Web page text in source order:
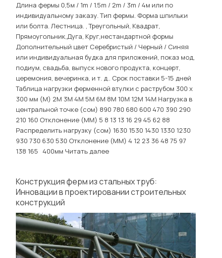
Длина фермы 0,5м / 1m / 1.5m / 2m / 3m / 4м или по
индивидуальному заказу. Тип фермы. Форма шпильки
или болта. Лестница. , Треугольный, Квадрат,
Прямоугольник,Дуга, Круг,нестандартной формы
Дополнительный цвет Серебристый / Черный / Синяя
или индивидуальная будка для приложений, показ мод,
подиум, свадьба, выпуск нового продукта, концерт,
церемония, вечеринка, и т. д.. Срок поставки 5-15 дней
Таблица нагрузки ферменной втулки с раструбом 300 x
300 мм (М) 2М 3М 4М 5М 6М 8М 10М 12М 14М Нагрузка в
центральной точке (сом) 890 780 680 600 470 390 290
210 160 Отклонение (ММ) 5 8 13 13 16 29 45 62 88
Распределить нагрузку (сом) 1630 1530 1430 1330 1230
930 730 630 530 Отклонение (ММ) 4 12 23 36 48 75 97
138 165 400мм Читать далее
Конструкция ферм из стальных труб:
Инновации в проектировании строительных
конструкций